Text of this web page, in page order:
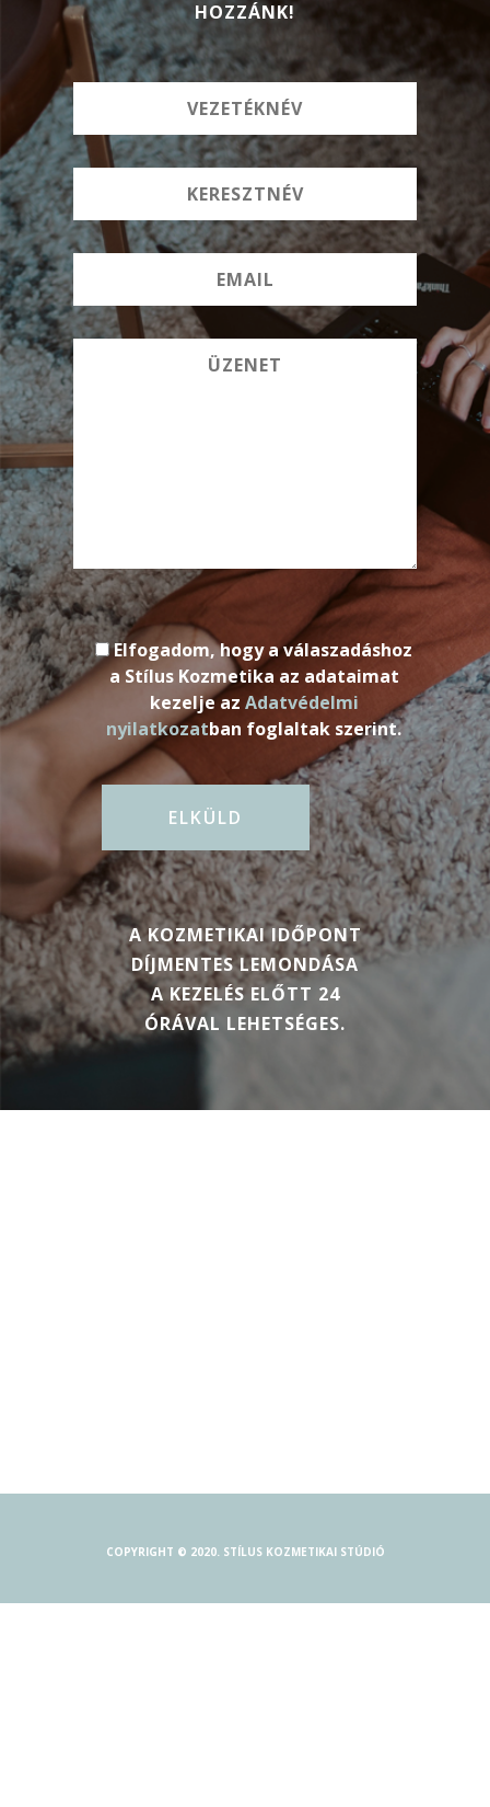
HOZZÁNK!
Elfogadom, hogy a válaszadáshoz
a Stílus Kozmetika az adataimat
kezelje az Adatvédelmi
nyilatkozatban foglaltak szerint.
A KOZMETIKAI IDŐPONT
DÍJMENTES LEMONDÁSA
A KEZELÉS ELŐTT 24
ÓRÁVAL LEHETSÉGES.
COPYRIGHT © 2020. STÍLUS KOZMETIKAI STÚDIÓ